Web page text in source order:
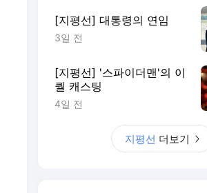
[지평선] 대통령의 연임
3일 전
[지평선] '스파이더맨'의 이
퀄 캐스팅
4일 전
지평선 더보기